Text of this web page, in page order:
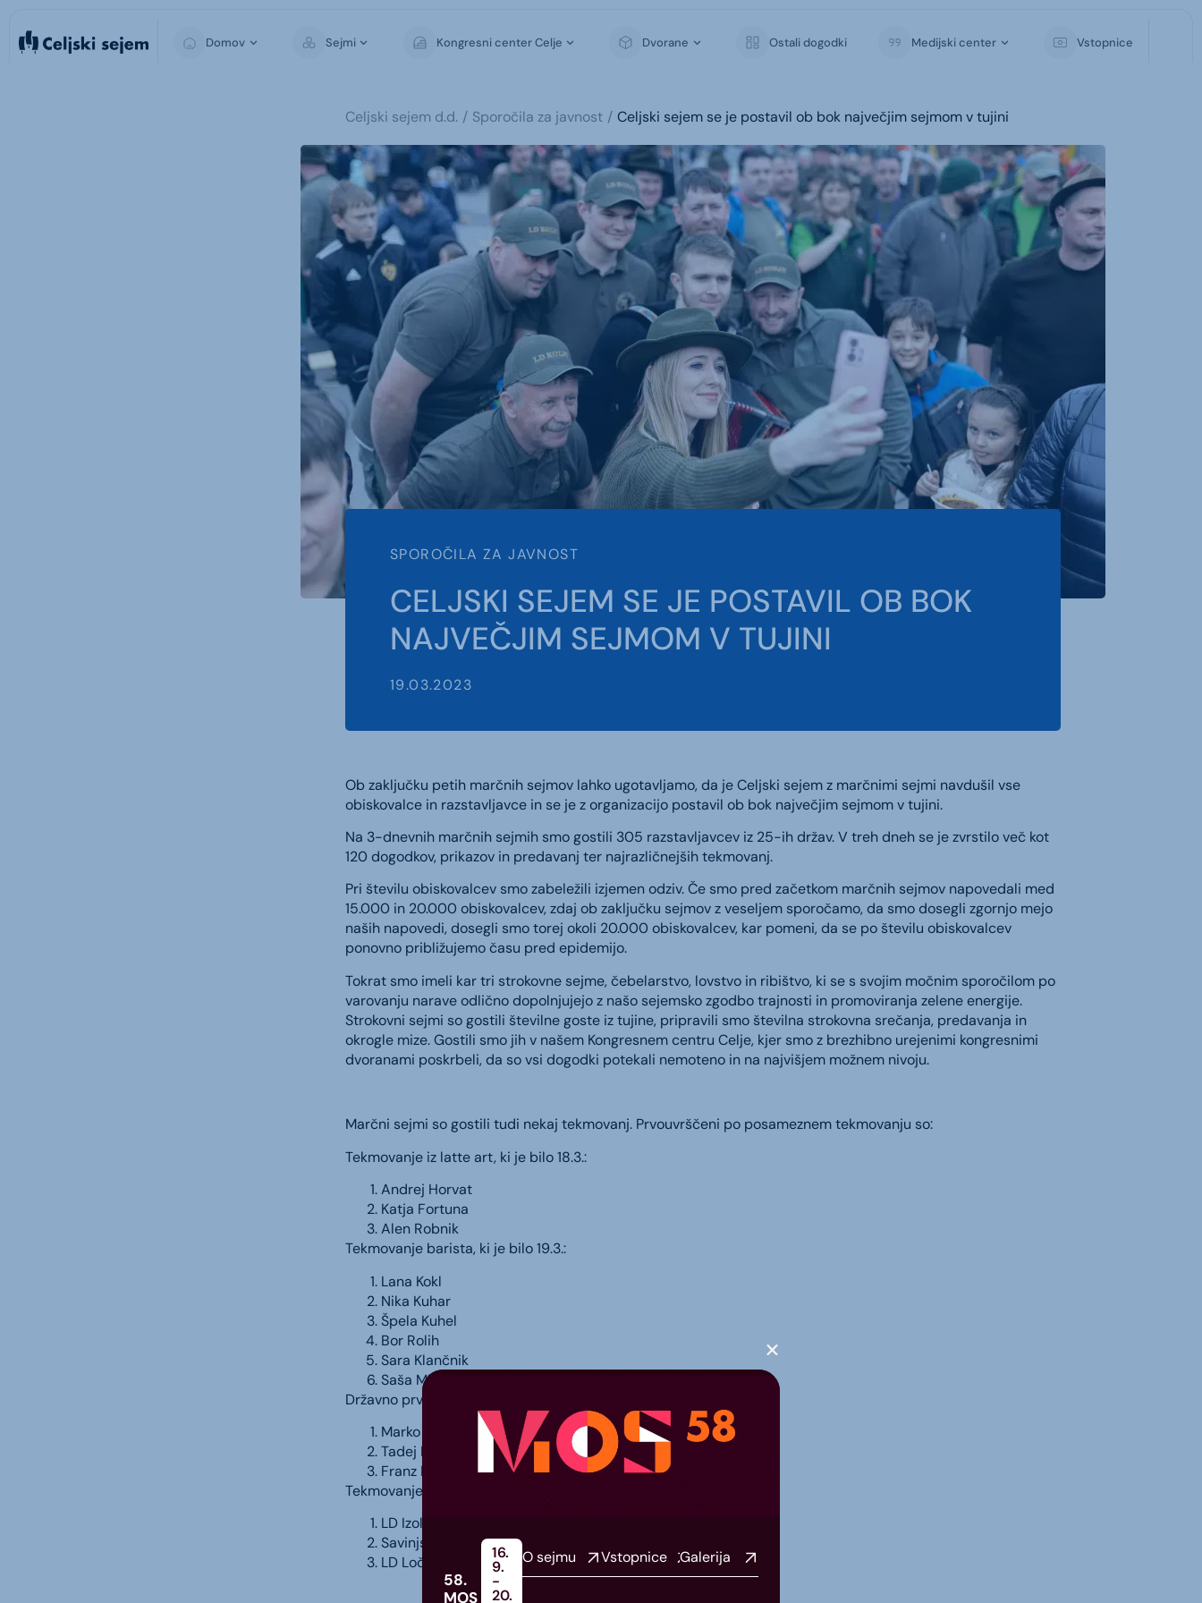
Domov Sejmi Kongresni center Celje Dvorane Ostali dogodki Medijski center Vstopnice
Celjski sejem d.d. Sporočila za javnost Celjski sejem se je postavil ob bok največjim sejmom v tujini
SPOROČILA ZA JAVNOST
CELJSKI SEJEM SE JE POSTAVIL OB BOK
NAJVEČJIM SEJMOM V TUJINI
19.03.2023
Ob zaključku petih marčnih sejmov lahko ugotavljamo, da je Celjski sejem z marčnimi sejmi navdušil vse
obiskovalce in razstavljavce in se je z organizacijo postavil ob bok največjim sejmom v tujini.
Na 3-dnevnih marčnih sejmih smo gostili 305 razstavljavcev iz 25-ih držav. V treh dneh se je zvrstilo več kot
120 dogodkov, prikazov in predavanj ter najrazličnejših tekmovanj.
Pri številu obiskovalcev smo zabeležili izjemen odziv. Če smo pred začetkom marčnih sejmov napovedali med
15.000 in 20.000 obiskovalcev, zdaj ob zaključku sejmov z veseljem sporočamo, da smo dosegli zgornjo mejo
naših napovedi, dosegli smo torej okoli 20.000 obiskovalcev, kar pomeni, da se po številu obiskovalcev
ponovno približujemo času pred epidemijo.
Tokrat smo imeli kar tri strokovne sejme, čebelarstvo, lovstvo in ribištvo, ki se s svojim močnim sporočilom po
varovanju narave odlično dopolnjujejo z našo sejemsko zgodbo trajnosti in promoviranja zelene energije.
Strokovni sejmi so gostili številne goste iz tujine, pripravili smo številna strokovna srečanja, predavanja in
okrogle mize. Gostili smo jih v našem Kongresnem centru Celje, kjer smo z brezhibno urejenimi kongresnimi
dvoranami poskrbeli, da so vsi dogodki potekali nemoteno in na najvišjem možnem nivoju.
Marčni sejmi so gostili tudi nekaj tekmovanj. Prvouvrščeni po posameznem tekmovanju so:
Tekmovanje iz latte art, ki je bilo 18.3.:
Andrej Horvat
Katja Fortuna
Alen Robnik
Tekmovanje barista, ki je bilo 19.3.:
Lana Kokl
Nika Kuhar
Špela Kuhel
Bor Rolih
Sara Klančnik
Saša Miklavžina
Državno prvenstvo v jelenjem rukanju:
Marko Mavri
Tadej Klemenšek
Franz Hirm
Tekmovanje iz kuhanja lovskega golaža:
LD Izola
Savinjski gamsarji
LD Loče
58.
MOS
16.
9.
-
20.
O sejmu Vstopnice Galerija